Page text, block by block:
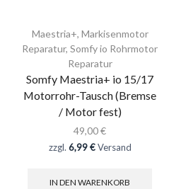
Maestria+, Markisenmotor
Reparatur, Somfy io Rohrmotor
Reparatur
Somfy Maestria+ io 15/17
Motorrohr-Tausch (Bremse
/ Motor fest)
49,00€
zzgl. 6,99 €Versand
IN DEN WARENKORB